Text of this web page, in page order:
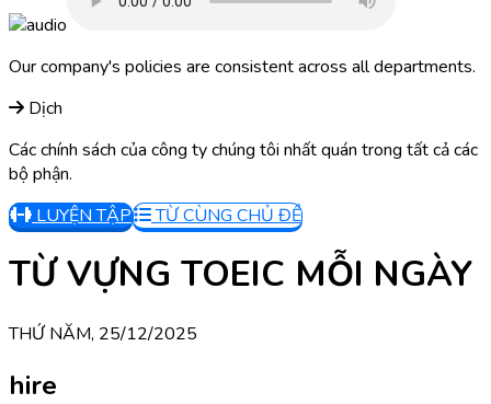
Our company's policies are consistent across all departments.
Dịch
Các chính sách của công ty chúng tôi nhất quán trong tất cả các
bộ phận.
LUYỆN TẬP
TỪ CÙNG CHỦ ĐỀ
TỪ VỰNG TOEIC MỖI NGÀY
THỨ NĂM, 25/12/2025
hire